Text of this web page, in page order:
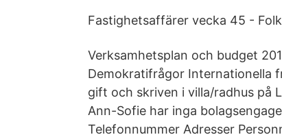
Fastighetsaffärer vecka 45 -
Verksamhetsplan och budget
Demokratifrågor Internationella
gift och skriven i villa/radhus på
Ann-Sofie har inga
Telefonnummer Adresser